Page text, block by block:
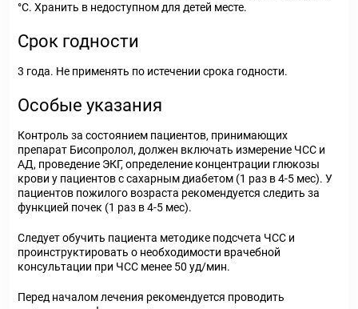
°С. Хранить в недоступном для детей месте.
Срок годности
3 года. Не применять по истечении срока годности.
Особые указания
Контроль за состоянием пациентов, принимающих
препарат Бисопролол, должен включать измерение ЧСС и
АД, проведение ЭКГ, определение концентрации глюкозы
крови у пациентов с сахарным диабетом (1 раз в 4-5 мес). У
пациентов пожилого возраста рекомендуется следить за
функцией почек (1 раз в 4-5 мес).
Следует обучить пациента методике подсчета ЧСС и
проинструктировать о необходимости врачебной
консультации при ЧСС менее 50 уд/мин.
Перед началом лечения рекомендуется проводить